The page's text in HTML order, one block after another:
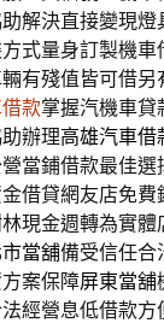
解決直接變現燈
式量身訂製機
有殘值皆可借
款掌握汽機車貸
辦理高雄汽車借
當鋪借款最佳選
借貸網友店免費
現金週轉為實
當舖備受信任合
案保障屏東當舖
經營息低借款方